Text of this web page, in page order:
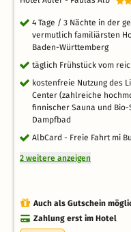
4 Tage / 3 Nächte in der
vermutlich familiärsten
Baden-Württemberg
täglich Frühstück vom
kostenfreie Nutzung des
Center (zahlreiche
finnischer Sauna und
Dampfbad
AlbCard - Freie Fahrt mi
2 weitere anzeigen
Auch als Gutschein
Zahlung erst im Hotel